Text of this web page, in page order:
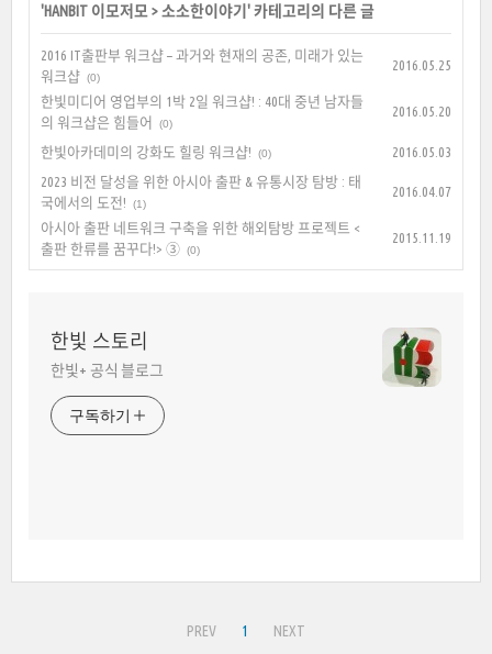
'HANBIT 이모저모 > 소소한이야기 ' 카테고리의 다른 글
2016 IT출판부 워크샵 – 과거와 현재의 공존, 미래가 있는
워크샵 (0)
2016.05.25
한빛미디어 영업부의 1박 2일 워크샵! : 40대 중년 남자들
의 워크샵은 힘들어
(0)
2016.05.20
한빛아카데미의 강화도 힐링 워크샵! (0)
2016.05.03
2023 비전 달성을 위한 아시아 출판 & 유통시장 탐방 : 태
국에서의 도전!
(1)
2016.04.07
아시아 출판 네트워크 구축을 위한 해외탐방 프로젝트 <
출판 한류를 꿈꾸다!> ③ (0)
2015.11.19
한빛 스토리
한빛+ 공식 블로그
구독하기
PREV 1 NEXT